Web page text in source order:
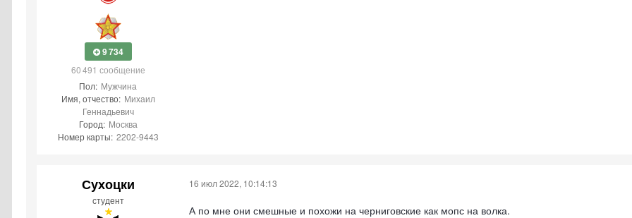
9 734
60 491 сообщение
Пол: Мужчина
Имя, отчество: Михаил
Геннадьевич
Город: Москва
Номер карты: 2202-9443
Сухоцки
студент
16 июл 2022, 10:14:13
А по мне они смешные и похожи на черниговские как мопс на волка.